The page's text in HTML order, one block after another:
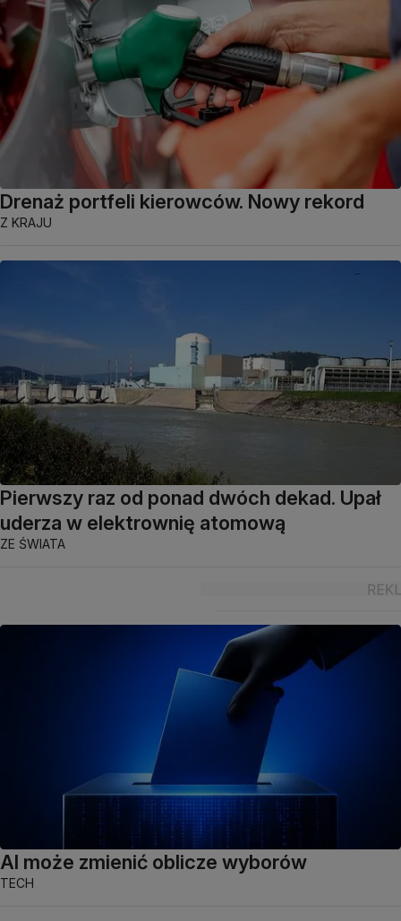
Drenaż portfeli kierowców. Nowy rekord
Z KRAJU
Pierwszy raz od ponad dwóch dekad. Upał
uderza w elektrownię atomową
ZE ŚWIATA
AI może zmienić oblicze wyborów
TECH